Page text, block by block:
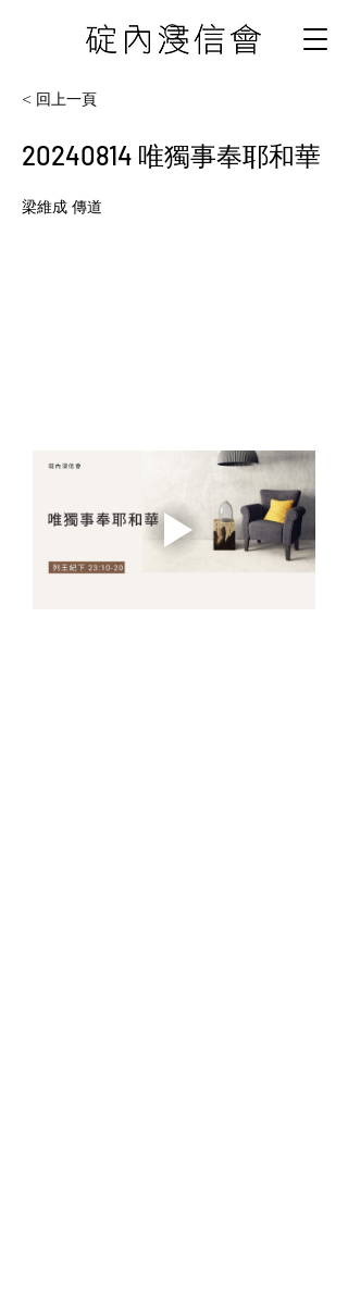
< 回上一頁
20240814 唯獨事奉耶和華
梁維成 傳道